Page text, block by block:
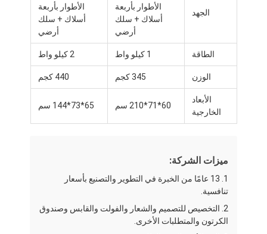
المنتجات
الجهد
الأطوار بأربعة
أسلاك + سلك
أرضي
الأطوار بأربعة
أسلاك + سلك
أرضي
الطاقة 1 كيلو واط 2 كيلو واط
الوزن 345 كجم 440 كجم
الأبعاد
الخارجية
60*71*210 سم 65*73*144 سم
ميزات الشركة:
1. 13 عامًا من الخبرة في التطوير والتصنيع بأسعار
تنافسية.
2. التخصيص للتصميم والشعار والفولت والقابس وصندوق
الكرتون والمتطلبات الأخرى.